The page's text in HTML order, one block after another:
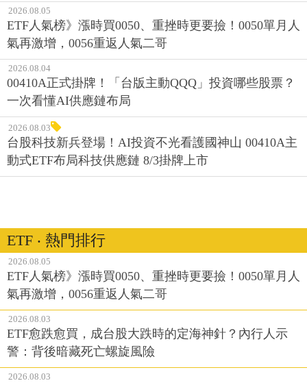
2026.08.05
ETF人氣榜》漲時買0050、重挫時更要撿！0050單月人
氣再激增，0056重返人氣二哥
2026.08.04
00410A正式掛牌！「台版主動QQQ」投資哪些股票？
一次看懂AI供應鏈布局
2026.08.03
台股科技新兵登場！AI投資不光看護國神山 00410A主
動式ETF布局科技供應鏈 8/3掛牌上市
ETF ‧ 熱門排行
2026.08.05
ETF人氣榜》漲時買0050、重挫時更要撿！0050單月人
氣再激增，0056重返人氣二哥
2026.08.03
ETF愈跌愈買，成台股大跌時的定海神針？內行人示
警：背後暗藏死亡螺旋風險
2026.08.03